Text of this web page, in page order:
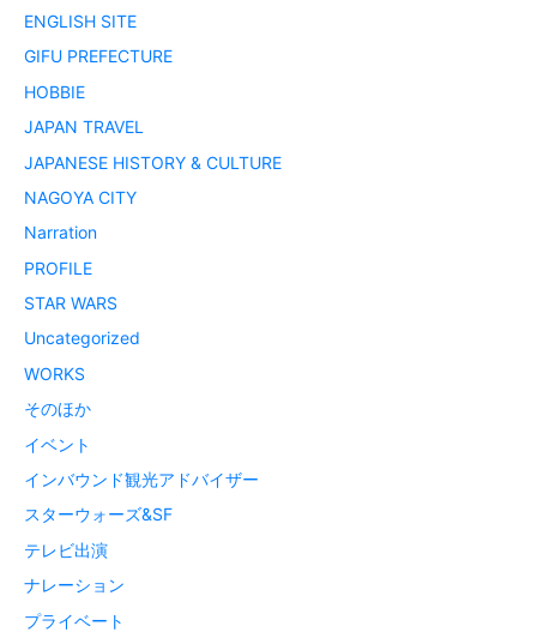
ENGLISH SITE
GIFU PREFECTURE
HOBBIE
JAPAN TRAVEL
JAPANESE HISTORY & CULTURE
NAGOYA CITY
Narration
PROFILE
STAR WARS
Uncategorized
WORKS
そのほか
イベント
インバウンド観光アドバイザー
スターウォーズ&SF
テレビ出演
ナレーション
プライベート